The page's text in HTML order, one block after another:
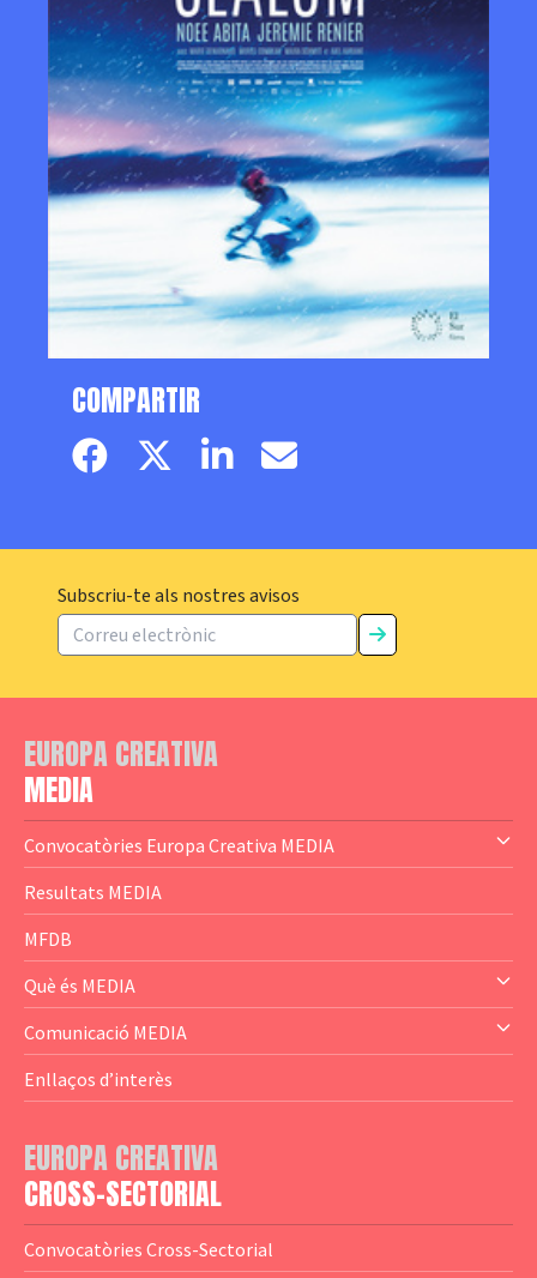
COMPARTIR
Facebook pageTwitter page
LinkedinEmail
Subscriu-te als nostres avisos
EUROPA CREATIVA
MEDIA
Convocatòries Europa Creativa MEDIA
— Content Cluster
— Business Cluster
— Audience Cluster
— Altres
Resultats MEDIA
MFDB
Què és MEDIA
— El subprograma MEDIA
— Agència Executiva
— Logotips
Comunicació MEDIA
— Estrenes a Catalunya
— Notícies
— Publicacions
— Guies MEDIA
Enllaços d’interès
EUROPA CREATIVA
CROSS-SECTORIAL
Convocatòries Cross-Sectorial